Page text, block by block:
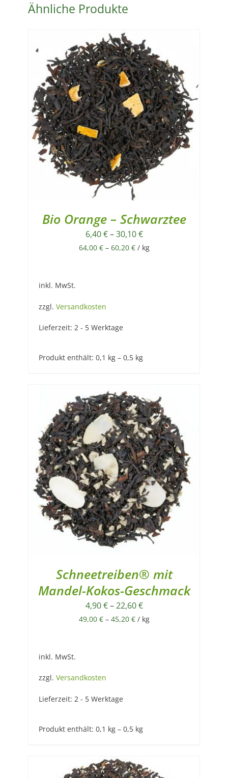
Ähnliche Produkte
Bio Orange – Schwarztee
6,40€–30,10€
64,00 €– 60,20 €/ kg
inkl. MwSt.
zzgl. Versandkosten
Lieferzeit: 2 - 5 Werktage
Produkt enthält: 0,1 kg – 0,5 kg
Schneetreiben® mit
Mandel-Kokos-Geschmack
4,90€–22,60€
49,00 €– 45,20 €/ kg
inkl. MwSt.
zzgl. Versandkosten
Lieferzeit: 2 - 5 Werktage
Produkt enthält: 0,1 kg – 0,5 kg